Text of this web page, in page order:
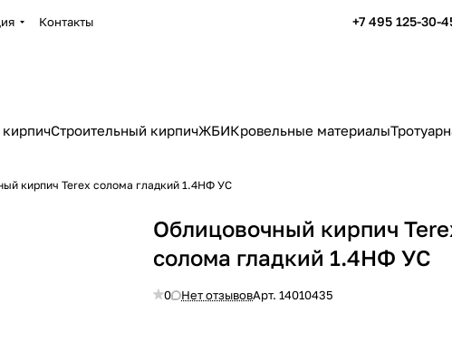
Контакты +7 495 125-30-
Строительный кирпичЖБИКровельные материалы
кирпич Terex солома гладкий 1.4НФ УС
Облицовочный кирпич
солома гладкий 1.4НФ УС
0 Нет отзывовАрт.14010435